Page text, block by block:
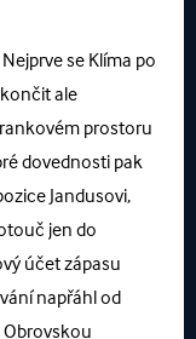
se Klíma po
ale
prostoru
dovednosti pak
Jandusovi,
jen do
účet zápasu
napřáhl od
Obrovskou